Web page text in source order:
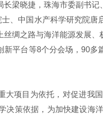
晓捷，珠海市委副书记
、中国水产科学研究院
绸之路与海洋能源发展
平台等8个分会场，90
项目为依托，对促进我
决策依据，为加快建设